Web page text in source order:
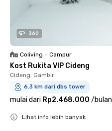
360
Coliving • Campur
Kost Rukita VIP Cideng
Cideng, Gambir
6.3 km dari dbs tower
mulai dari Rp2.468.000 /bulan
Lihat info lebih banyak